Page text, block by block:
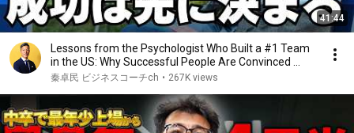
41:44
Lessons from the Psychologist Who Built a #1 Team
in the US: Why Successful People Are Convinced ...
秦卓民 ビジネスコーチch • 267K views